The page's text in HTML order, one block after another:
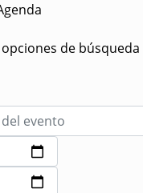
de